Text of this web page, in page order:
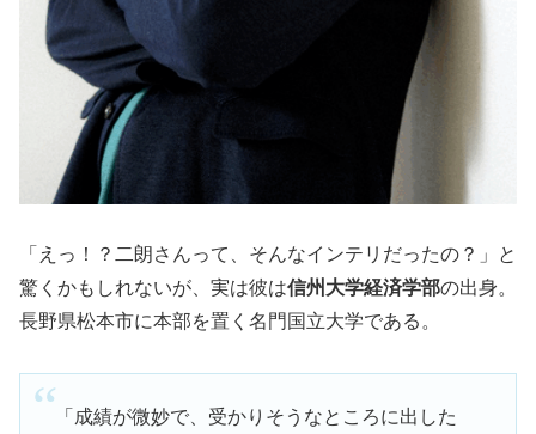
「えっ！？二朗さんって、そんなインテリだったの？」と
驚くかもしれないが、実は彼は信州大学経済学部の出身。
長野県松本市に本部を置く名門国立大学である。
「成績が微妙で、受かりそうなところに出した